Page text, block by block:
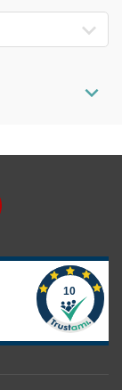
des
und optionalen